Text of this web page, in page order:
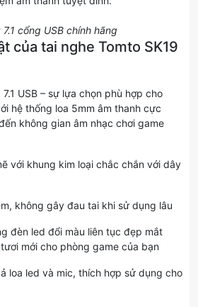
cổng USB chính hãng
của tai nghe Tomto SK19
USB – sự lựa chọn phù hợp cho
hệ thống loa 5mm âm thanh cực
không gian âm nhạc chơi game
khung kim loại chắc chắn với dây
gây đau tai khi sử dụng lâu
led đổi màu liên tục đẹp mắt
mới cho phòng game của bạn
led và mic, thích hợp sử dụng cho